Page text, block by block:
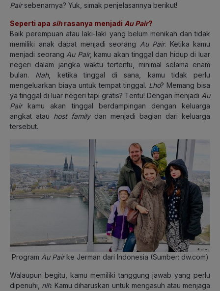
Pairsebenarnya? Yuk, simak penjelasannya berikut!
Seperti apa sih rasanya menjadi Au Pair?
Baik perempuan atau laki-laki yang belum menikah dan tidak
memiliki anak dapat menjadi seorang Au Pair. Ketika kamu
menjadi seorang Au Pair, kamu akan tinggal dan hidup di luar
negeri dalam jangka waktu tertentu, minimal selama enam
bulan. Nah, ketika tinggal di sana, kamu tidak perlu
mengeluarkan biaya untuk tempat tinggal. Lho? Memang bisa
ya tinggal di luar negeri tapi gratis? Tentu! Dengan menjadi Au
Pair kamu akan tinggal berdampingan dengan keluarga
angkat atau host familydan menjadi bagian dari keluarga
tersebut.
Program Au Pairke Jerman dari Indonesia (Sumber: dw.com)
Walaupun begitu, kamu memiliki tanggung jawab yang perlu
dipenuhi, nih. Kamu diharuskan untuk mengasuh atau menjaga